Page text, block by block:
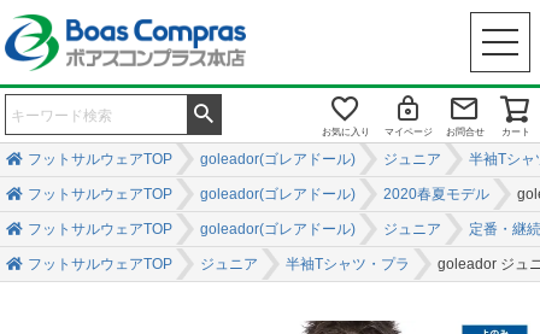
お気に入り マイページ お問合せ カート
フットサルウェアTOP goleador(ゴレアドール) ジュニア 半袖Tシャ
フットサルウェアTOP goleador(ゴレアドール) 2020春夏モデル
フットサルウェアTOP goleador(ゴレアドール) ジュニア 定番・継
フットサルウェアTOP ジュニア 半袖Tシャツ・プラ goleador ジュ